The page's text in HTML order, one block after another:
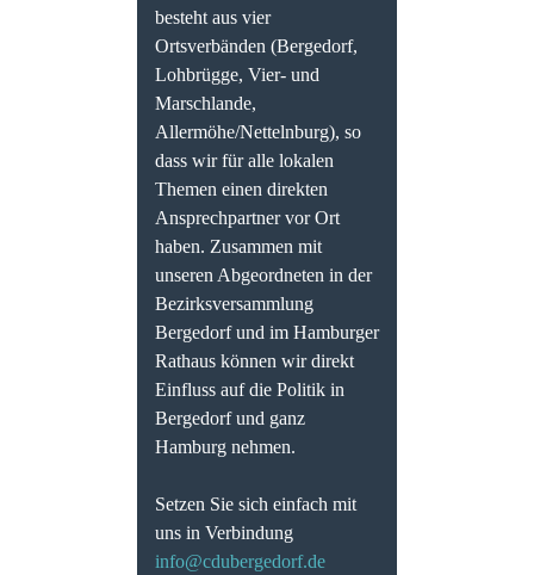
besteht aus vier
Ortsverbänden (Bergedorf,
Lohbrügge, Vier- und
Marschlande,
Allermöhe/Nettelnburg), so
dass wir für alle lokalen
Themen einen direkten
Ansprechpartner vor Ort
haben. Zusammen mit
unseren Abgeordneten in der
Bezirksversammlung
Bergedorf und im Hamburger
Rathaus können wir direkt
Einfluss auf die Politik in
Bergedorf und ganz
Hamburg nehmen.
Setzen Sie sich einfach mit
uns in Verbindung
info@cdubergedorf.de